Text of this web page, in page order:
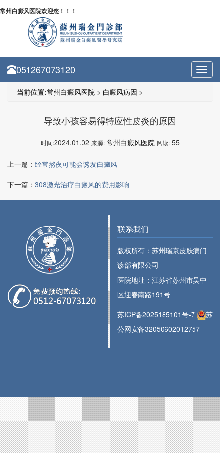
常州白癜风医院欢迎您！！！
051267073120
当前位置:常州白癜风医院 > 白癜风病因 >
导致小孩容易得特应性皮炎的原因
时间:2024.01.02 来源: 常州白癜风医院 阅读: 55
上一篇： 经常熬夜可能会诱发白癜风
下一篇： 308激光治疗白癜风的费用影响
联系我们
版权所有：苏州瑞京皮肤病门
诊部有限公司
医院地址：江苏省苏州市吴中
区迎春南路191号
苏ICP备2025185101号-7
苏
公网安备32050602012757